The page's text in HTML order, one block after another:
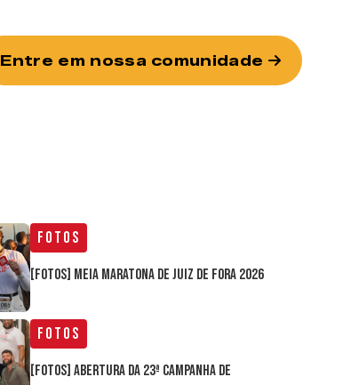
Entre em nossa comunidade
Fotos
[FOTOS] Meia Maratona de Juiz de Fora 2026
Fotos
[FOTOS] Abertura da 23ª Campanha de